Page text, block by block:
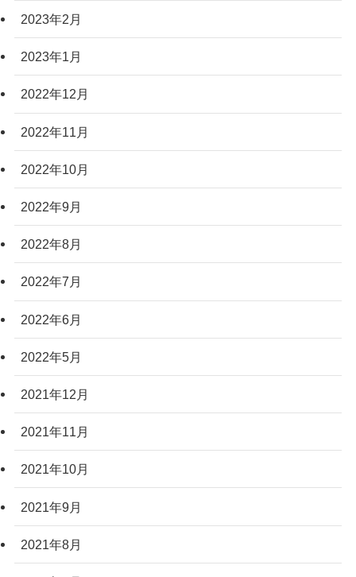
2023年2月
2023年1月
2022年12月
2022年11月
2022年10月
2022年9月
2022年8月
2022年7月
2022年6月
2022年5月
2021年12月
2021年11月
2021年10月
2021年9月
2021年8月